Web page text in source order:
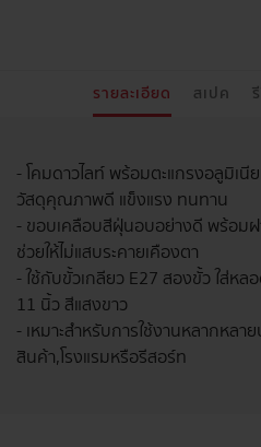
รายละเอียด สเปค
- โคมดาวไลท์ พร้อมตะแกรงอลูมิเ
วัสดุคุณภาพดี แข็งแรง ทนทาน
- ขอบเคลือบสีฝุ่นอบอย่างดี พร้อมฝ
ช่วยให้ไม่แสบระคายเคืองตา
- ใช้กับขั้วเกลียว E27 สองขั้ว ใส่ห
11 นิ้ว สีแสงขาว
- เหมาะสำหรับการใช้งานหลากหลา
สินค้า,โรงแรมหรือรีสอร์ท